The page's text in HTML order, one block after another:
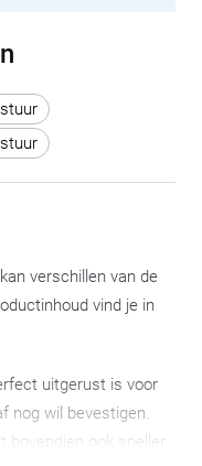
verschillen van de
vind je in
uitgerust is voor
nog wil bevestigen.
bovendien ook sneller